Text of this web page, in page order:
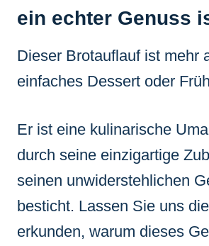
ein echter Genuss
Dieser Brotauflauf ist mehr
einfaches Dessert oder
Er ist eine kulinarische
durch seine einzigartige
seinen unwiderstehlichen
besticht. Lassen Sie uns
erkunden, warum dieses